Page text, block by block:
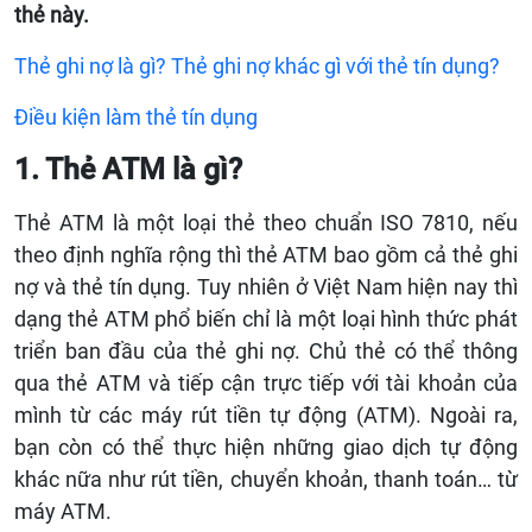
thẻ này.
Thẻ ghi nợ là gì? Thẻ ghi nợ khác gì với thẻ tín dụng?
Điều kiện làm thẻ tín dụng
1. Thẻ ATM là gì?
Thẻ ATM là một loại thẻ theo chuẩn ISO 7810, nếu
theo định nghĩa rộng thì thẻ ATM bao gồm cả thẻ ghi
nợ và thẻ tín dụng. Tuy nhiên ở Việt Nam hiện nay thì
dạng thẻ ATM phổ biến chỉ là một loại hình thức phát
triển ban đầu của thẻ ghi nợ. Chủ thẻ có thể thông
qua thẻ ATM và tiếp cận trực tiếp với tài khoản của
mình từ các máy rút tiền tự động (ATM). Ngoài ra,
bạn còn có thể thực hiện những giao dịch tự động
khác nữa như rút tiền, chuyển khoản, thanh toán… từ
máy ATM.